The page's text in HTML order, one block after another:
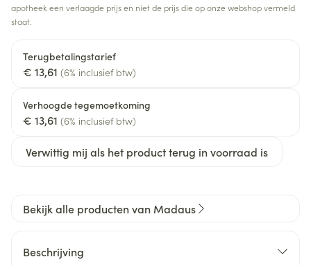
apotheek een verlaagde prijs en niet de prijs die op onze webshop vermeld
staat.
Terugbetalingstarief
€ 13,61 (6% inclusief btw)
Verhoogde tegemoetkoming
€ 13,61 (6% inclusief btw)
Verwittig mij als het product terug in voorraad is
Bekijk alle producten van Madaus
Beschrijving